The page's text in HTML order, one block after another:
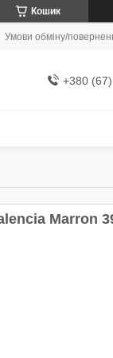
Кошик
Умови обміну/
+380
Marron